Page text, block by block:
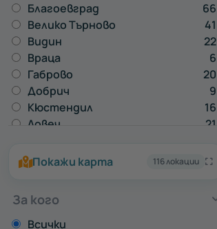
Благоевград
66
Велико Търново
41
Видин
22
Враца
6
Габрово
20
Добрич
9
Кюстендил
16
Ловеч
21
Пазарджик
21
Разград
Русе
Покажи карта 116 локации
За кого
Всички